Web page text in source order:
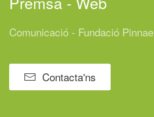
Comunicació - Fundació Pinnae
Contacta'ns